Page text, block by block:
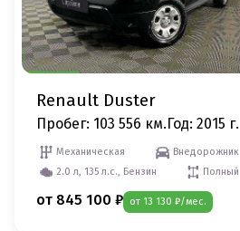
Renault Duster
Пробег: 103 556 км.Год: 2015 г.
Механическая
Внедорожник
2.0 л, 135 л.с., Бензин
Полный
от 845 100 ₽ от 13 130 ₽/мес.